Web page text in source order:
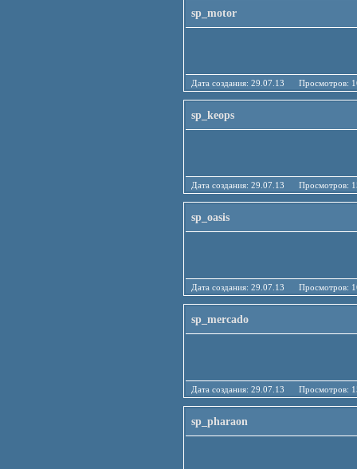
sp_motor
Дата создания: 29.07.13
sp_keops
Дата создания: 29.07.13
sp_oasis
Дата создания: 29.07.13
sp_mercado
Дата создания: 29.07.13
sp_pharaon